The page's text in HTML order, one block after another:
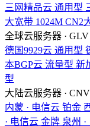
三网精品云 通用型
大宽带 1024M CN2
全球云服务器 · GLV
德国9929云 通用型
本BGP云 流量型 新
型
大陆云服务器 · CNV
内蒙 · 电信云 铂金
· 电信云 金牌 泉州